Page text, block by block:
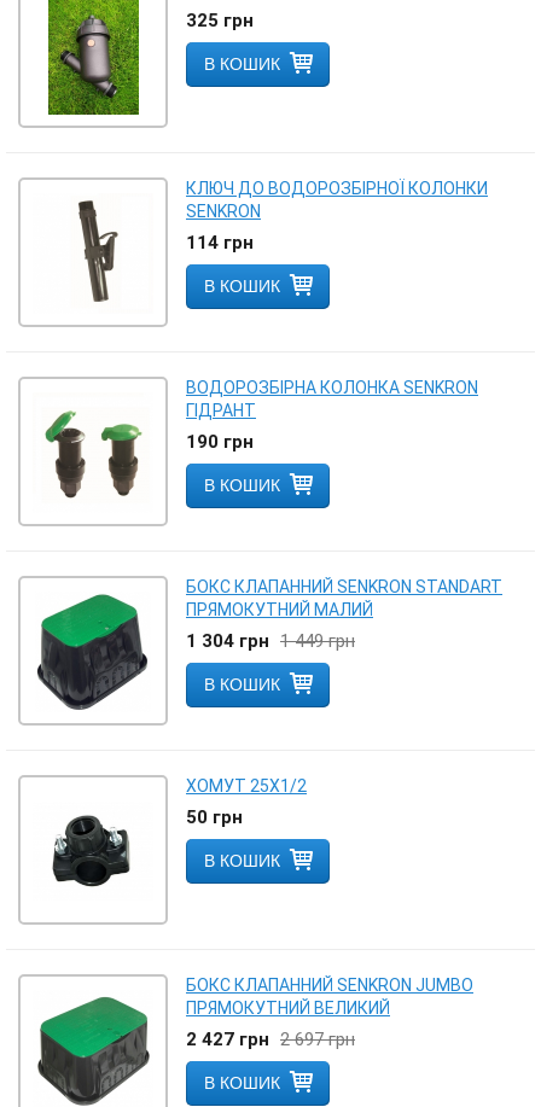
325 грн
В КОШИК
КЛЮЧ ДО ВОДОРОЗБІРНОЇ КОЛОНКИ
SENKRON
114 грн
В КОШИК
ВОДОРОЗБІРНА КОЛОНКА SENKRON
ГІДРАНТ
190 грн
В КОШИК
БОКС КЛАПАННИЙ SENKRON STANDART
ПРЯМОКУТНИЙ МАЛИЙ
1 304 грн 1 449 грн
В КОШИК
ХОМУТ 25Х1/2
50 грн
В КОШИК
БОКС КЛАПАННИЙ SENKRON JUMBO
ПРЯМОКУТНИЙ ВЕЛИКИЙ
2 427 грн 2 697 грн
В КОШИК